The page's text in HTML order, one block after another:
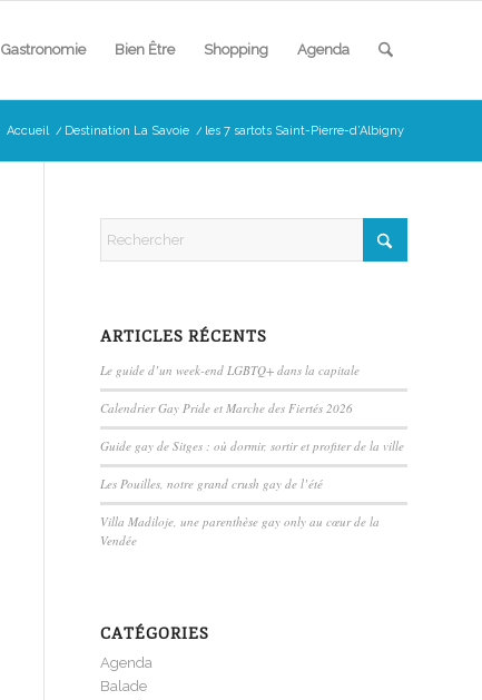
Gastronomie Bien Être Shopping Agenda
Accueil / Destination La Savoie / les 7 sartots Saint-Pierre-d’Albigny
ARTICLES RÉCENTS
Le guide d’un week-end LGBTQ+ dans la capitale
Calendrier Gay Pride et Marche des Fiertés 2026
Guide gay de Sitges : où dormir, sortir et profiter de la ville
Les Pouilles, notre grand crush gay de l’été
Villa Madiloje, une parenthèse gay only au cœur de la
Vendée
CATÉGORIES
Agenda
Balade